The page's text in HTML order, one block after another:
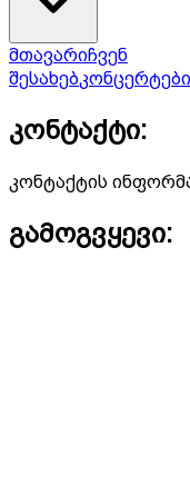
მთავარიჩვენ
შესახებკონცერტები
კონტაქტი:
კონტაქტის
გამოგვყევი: